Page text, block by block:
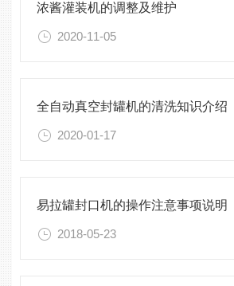
浓酱灌装机的调整及维护
2020-11-05
全自动真空封罐机的清洗知识介绍
2020-01-17
易拉罐封口机的操作注意事项说明
2018-05-23